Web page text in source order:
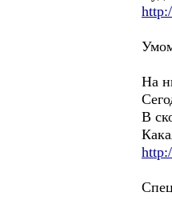
На
В